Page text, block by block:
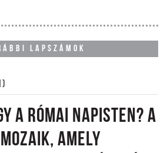
LAPSZÁMOK
A RÓMAI NAPISTEN? A
AMELY